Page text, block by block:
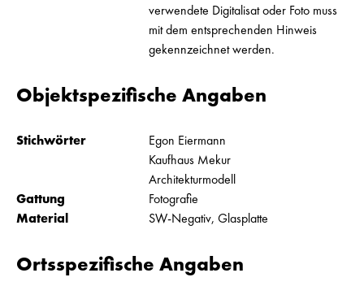
verwendete Digitalisat oder Foto muss
mit dem entsprechenden Hinweis
gekennzeichnet werden.
Objektspezifische Angaben
Stichwörter
Egon Eiermann
Kaufhaus Mekur
Architekturmodell
Gattung
Fotografie
Material
SW-Negativ, Glasplatte
Ortsspezifische Angaben